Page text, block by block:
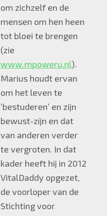
om zichzelf en de
mensen om hen heen
tot bloei te brengen
(zie
www.mpoweru.nl).
Marius houdt ervan
om het leven te
‘bestuderen’ en zijn
bewust-zijn en dat
van anderen verder
te vergroten. In dat
kader heeft hij in 2012
VitalDaddy opgezet,
de voorloper van de
Stichting voor